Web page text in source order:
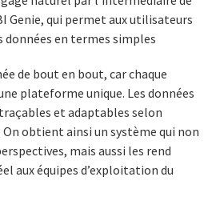
Genie, qui permet aux utilisateurs
données en termes simples
de bout en bout, car chaque
plateforme unique. Les données
et adaptables selon
On obtient ainsi un système qui non
mais aussi les rend
aux équipes d’exploitation du